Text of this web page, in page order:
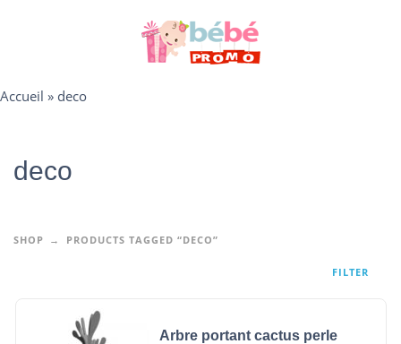
Accueil » deco
deco
SHOP PRODUCTS TAGGED “DECO”
FILTER
Arbre portant cactus perle